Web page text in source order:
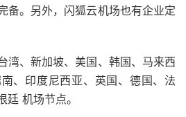
备。另外，闪狐云机场也有企业定
湾、新加坡、美国、韩国、马来西
、印度尼西亚、英国、德国、法
廷 机场节点。